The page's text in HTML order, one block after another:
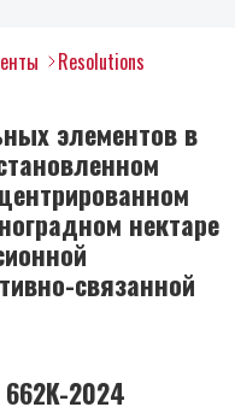
Resolutions
элементов в
нектаре
связанной
2024